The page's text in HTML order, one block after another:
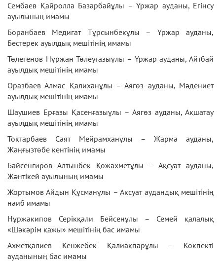
Сембаев Қайролла Базарбайұлы – Үржар ауданы, Егінсу
ауылының имамы
Боранбаев Медигат Тұрсынбекұлы – Үржар ауданы,
Бестерек ауылдық мешітінің имамы
Төлегенов Нұржан Төлеуғазыұлы – Үржар ауданы, Айтбай
ауылдық мешітінің имамы
Оразбаев Алмас Қалиханұлы – Аягөз ауданы, Мәдениет
ауылдық мешітінің имамы
Шаушиев Ерғазы Қасенғазыұлы – Аягөз ауданы, Ақшатау
ауылдық мешітінің имамы
Тоқтарбаев Саят Мейрамханұлы – Жарма ауданы,
Жаңғызтөбе кентінің имамы
Байсенгиров Алтынбек Қожахметұлы – Ақсуат ауданы,
Жәнтікей ауылының имамы
Жортымов Айдын Құсманұлы – Ақсуат аудандық мешітінің
наиб имамы
Нұржакипов Серікқали Бейсенұлы – Семей қалалық
«Шәкәрім қажы» мешітінің бас имамы
Ахметқалиев Кенжебек Қалиақпарұлы – Көкпекті
ауданының бас имамы